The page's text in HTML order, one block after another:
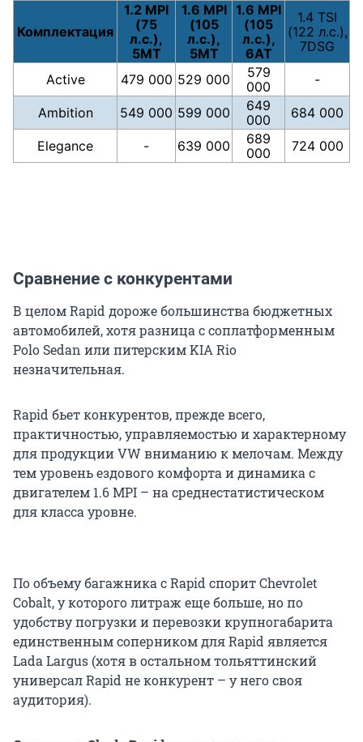
Комплектация
1.2 MPI
(75
л.с.),
5МТ
1.6 MPI
(105
л.с.),
5МТ
1.6 MPI
(105
л.с.),
6АТ
1.4 TSI
(122 л.с.),
7DSG
Active 479 000 529 000
579
000
-
Ambition 549 000 599 000
649
000
684 000
Elegance - 639 000
689
000
724 000
Сравнение с конкурентами
В целом Rapid дороже большинства бюджетных
автомобилей, хотя разница с соплатформенным
Polo Sedan или питерским KIA Rio
незначительная.
Rapid бьет конкурентов, прежде всего,
практичностью, управляемостью и характерному
для продукции VW вниманию к мелочам. Между
тем уровень ездового комфорта и динамика с
двигателем 1.6 MPI – на среднестатистическом
для класса уровне.
По объему багажника с Rapid спорит Chevrolet
Cobalt, у которого литраж еще больше, но по
удобству погрузки и перевозки крупногабарита
единственным соперником для Rapid является
Lada Largus (хотя в остальном тольяттинский
универсал Rapid не конкурент – у него своя
аудитория).